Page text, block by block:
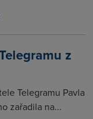
z
Telegramu Pavla
zařadila na...